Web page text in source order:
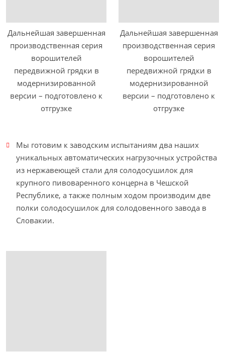
Дальнейшая завершенная
производственная серия
ворошителей
передвижной грядки в
модернизированной
версии – подготовлено к
отгрузке
Дальнейшая завершенная
производственная серия
ворошителей
передвижной грядки в
модернизированной
версии – подготовлено к
отгрузке
Мы готовим к заводским испытаниям два наших
уникальных автоматических нагрузочных устройства
из нержавеющей стали для солодосушилок для
крупного пивоваренного концерна в Чешской
Республике, а также полным ходом производим две
полки солодосушилок для солодовенного завода в
Словакии.